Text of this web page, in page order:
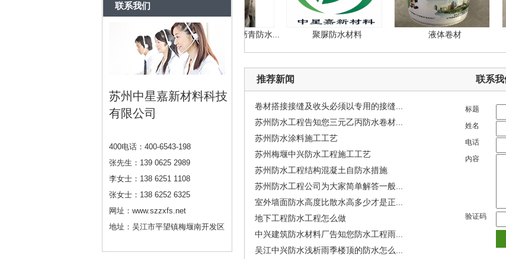
联系我们
苏州中星嘉新材料科技
有限公司
400电话：400-6543-198
张先生：139 0625 2989
李女士：138 6251 1108
张女士：138 6252 6325
网址：www.szzxfs.net
地址：吴江市平望镇梅堰南开发区
ZX高性能橡胶沥青防水涂... ZX喷涂速凝橡胶沥青防水... 聚脲防水材料 液体卷材
推荐新闻
卷材搭接接缝及收头必须以专用的接缝...
苏州防水工程告知您三元乙丙防水卷材...
苏州防水涂料施工工艺
苏州梅堰中兴防水工程施工工艺
苏州防水工程结构混凝土自防水措施
苏州防水工程公司为大家简单解答一般...
室外墙面防水高度比散水高多少才是正...
地下工程防水工程怎么做
中兴建筑防水材料厂告知您防水工程雨...
吴江中兴防水浅析雨季楼顶的防水怎么...
联系我
标题
姓名
电话
内容
验证码